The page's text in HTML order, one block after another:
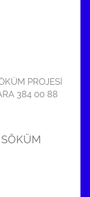
PROJESİ
384 00 88